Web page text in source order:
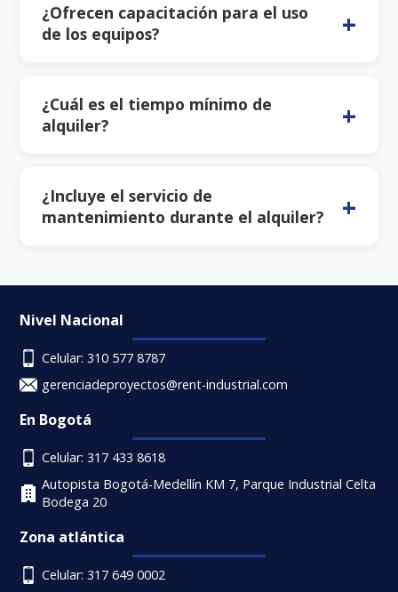
atención al cliente o enviando un correo electrónico
con los detalles del equipo requerido y el tiempo de
¿Ofrecen capacitación para el uso
de los equipos?
momento de la entrega, sin costo adicional.
¿Cuál es el tiempo mínimo de
alquiler?
pequeños y 3 días para maquinaria especializada.
¿Incluye el servicio de
mantenimiento durante el alquiler?
Nivel Nacional
Celular: 310 577 8787
gerenciadeproyectos@rent-industrial.com
En Bogotá
Celular: 317 433 8618
Autopista Bogotá-Medellín KM 7, Parque Industrial Celta
Bodega 20
Zona atlántica
Celular: 317 649 0002